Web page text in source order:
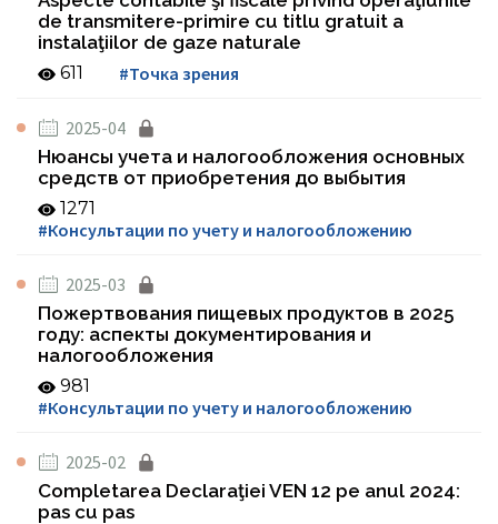
de transmitere-primire cu titlu gratuit a
instalaţiilor de gaze naturale
611 #Точка зрения
2025-04
Нюансы учета и налогообложения основных
средств от приобретения до выбытия
1271
#Консультации по учету и налогообложению
2025-03
Пожертвования пищевых продуктов в 2025
году: аспекты документирования и
налогообложения
981
#Консультации по учету и налогообложению
2025-02
Completarea Declaraţiei VEN 12 pe anul 2024:
pas cu pas